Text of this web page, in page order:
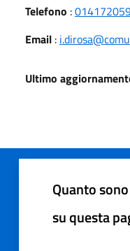
Telefono :
Email :
Ultimo
Quanto
su questa